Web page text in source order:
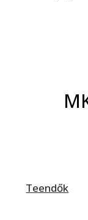
Teendők